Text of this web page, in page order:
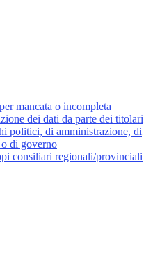
mancata o incompleta
dei dati da parte dei titolari
politici, di amministrazione, di
di governo
consiliari regionali/provinciali